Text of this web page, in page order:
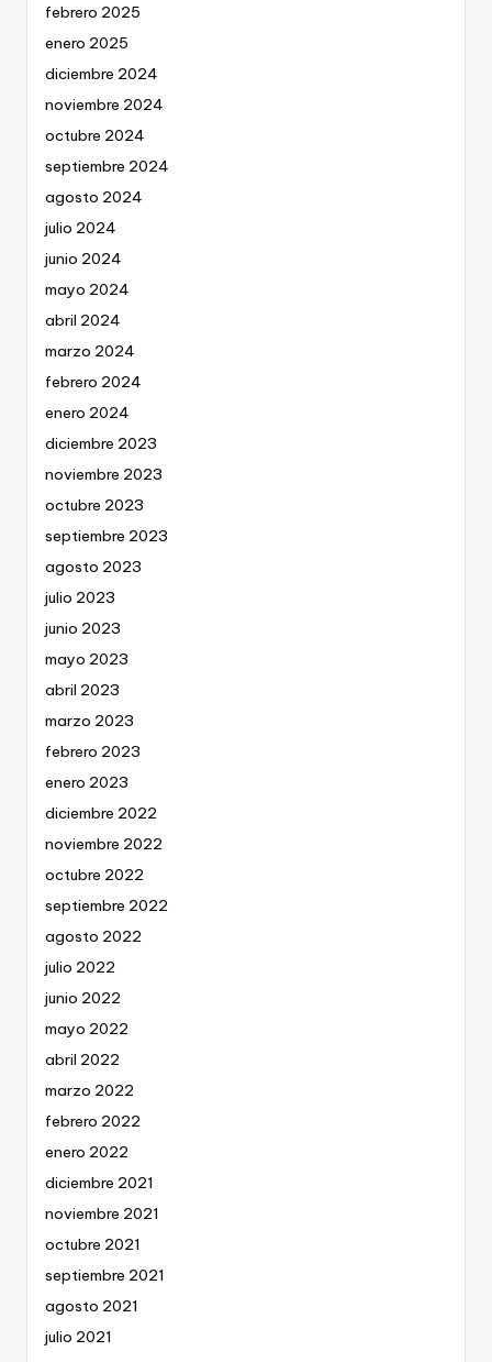
febrero 2025
enero 2025
diciembre 2024
noviembre 2024
octubre 2024
septiembre 2024
agosto 2024
julio 2024
junio 2024
mayo 2024
abril 2024
marzo 2024
febrero 2024
enero 2024
diciembre 2023
noviembre 2023
octubre 2023
septiembre 2023
agosto 2023
julio 2023
junio 2023
mayo 2023
abril 2023
marzo 2023
febrero 2023
enero 2023
diciembre 2022
noviembre 2022
octubre 2022
septiembre 2022
agosto 2022
julio 2022
junio 2022
mayo 2022
abril 2022
marzo 2022
febrero 2022
enero 2022
diciembre 2021
noviembre 2021
octubre 2021
septiembre 2021
agosto 2021
julio 2021